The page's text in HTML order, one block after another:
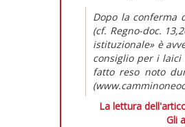
Dopo la conferma
(cf. Regno-doc.
istituzionale» è
consiglio per i laici
fatto reso noto
La lettura
Gli